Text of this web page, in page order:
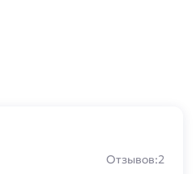
Отзывов:2